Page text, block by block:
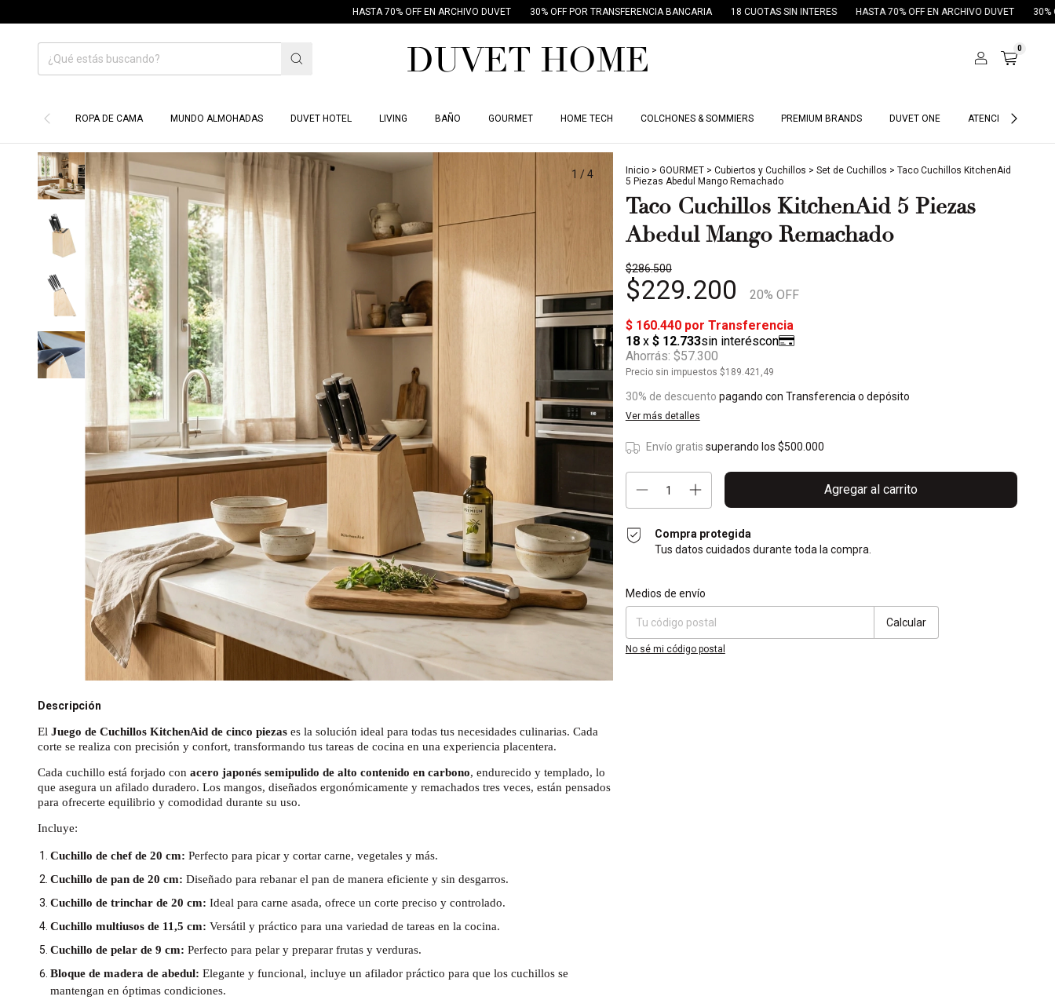
HASTA 70% OFF EN ARCHIVO DUVET 30% OFF POR TRANSFERENCIA BANCARIA 18 CUOTAS SIN INTERES HASTA 70% OFF EN ARCHIVO DUVET 30% OFF POR
0
ROPA DE CAMA MUNDO ALMOHADAS DUVET HOTEL LIVING BAÑO GOURMET HOME TECH COLCHONES & SOMMIERS PREMIUM BRANDS DUVET ONE ATENCIÓN HOTELES
1 /4 Inicio > GOURMET > Cubiertos y Cuchillos > Set de Cuchillos > Taco Cuchillos KitchenAid
5 Piezas Abedul Mango Remachado
Taco Cuchillos KitchenAid 5 Piezas
Abedul Mango Remachado
$286.500
$229.200 20% OFF
Ahorrás: $57.300
Precio sin impuestos $189.421,49
30% de descuento pagando con Transferencia o depósito
Ver más detalles
Envío gratis superando los$500.000
Compra protegida
Tus datos cuidados durante toda la compra.
Entregas para el CP:
Medios de envío
Calcular
No sé mi código postal
Descripción
El Juego de Cuchillos KitchenAid de cinco piezas es la solución ideal para todas tus necesidades culinarias. Cada
corte se realiza con precisión y confort, transformando tus tareas de cocina en una experiencia placentera.
Cada cuchillo está forjado con acero japonés semipulido de alto contenido en carbono, endurecido y templado, lo
que asegura un afilado duradero. Los mangos, diseñados ergonómicamente y remachados tres veces, están pensados
para ofrecerte equilibrio y comodidad durante su uso.
Incluye:
Cuchillo de chef de 20 cm: Perfecto para picar y cortar carne, vegetales y más.
Cuchillo de pan de 20 cm: Diseñado para rebanar el pan de manera eficiente y sin desgarros.
Cuchillo de trinchar de 20 cm: Ideal para carne asada, ofrece un corte preciso y controlado.
Cuchillo multiusos de 11,5 cm: Versátil y práctico para una variedad de tareas en la cocina.
Cuchillo de pelar de 9 cm: Perfecto para pelar y preparar frutas y verduras.
Bloque de madera de abedul: Elegante y funcional, incluye un afilador práctico para que los cuchillos se
mantengan en óptimas condiciones.